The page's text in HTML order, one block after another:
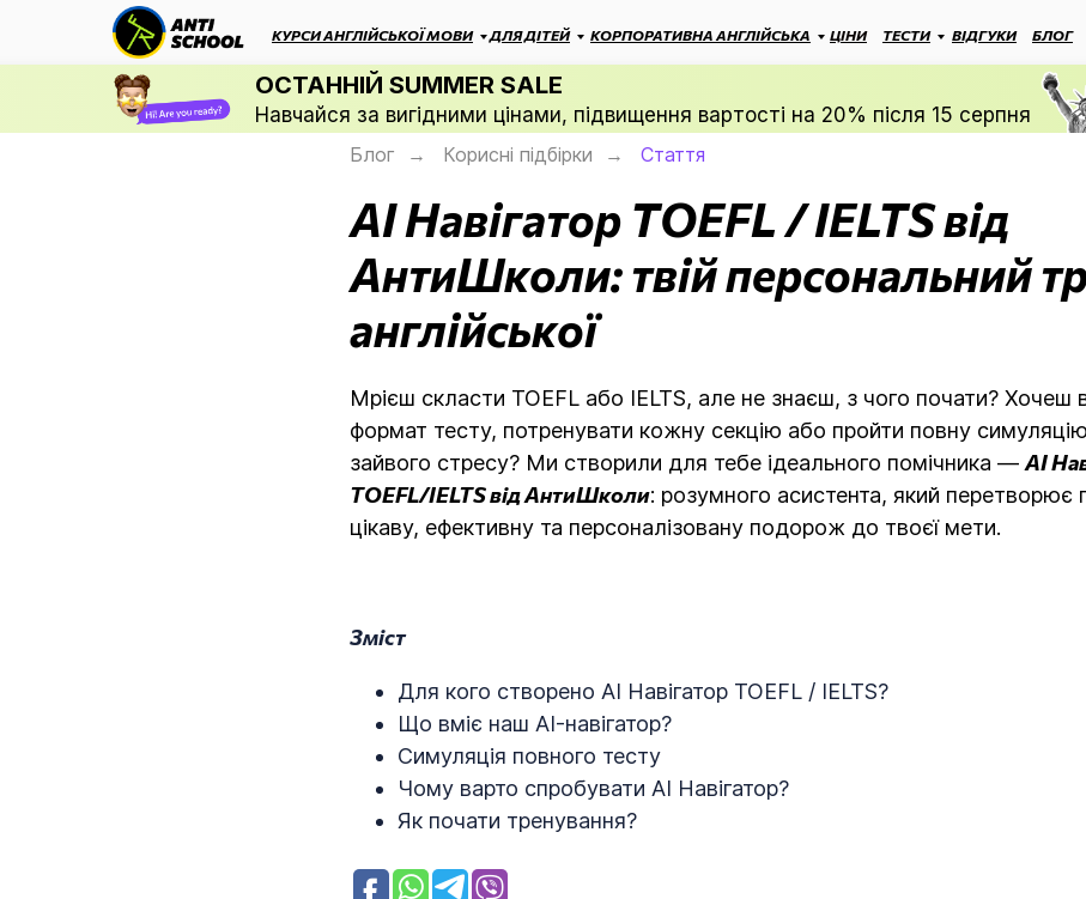
ДЛЯ ДІТЕЙ
КУРСИ АНГЛІЙСЬКОЇ МОВИ КОРПОРАТИВНА АНГЛІЙСЬКА ЦІНИ ВІДГУКИ БЛОГ
ТЕСТИ
ОСТАННІЙ SUMMER SALE
Навчайся за вигідними цінами, підвищення вартості на 20% після 15 серпня
Блог → Корисні підбірки → Стаття
AI Навігатор TOEFL / IELTS від
АнтиШколи: твій персональний
англійської
Мрієш скласти TOEFL або IELTS, але не знаєш, з чого почати? Хочеш
формат тесту, потренувати кожну секцію або пройти повну
зайвого стресу? Ми створили для тебе ідеального помічника — AI
TOEFL/IELTS від АнтиШколи: розумного асистента, який перетворює
цікаву, ефективну та персоналізовану подорож до твоєї мети.
Зміст
Для кого створено AI Навігатор TOEFL / IELTS?
Що вміє наш AI-навігатор?
Симуляція повного тесту
Чому варто спробувати AI Навігатор?
Як почати тренування?